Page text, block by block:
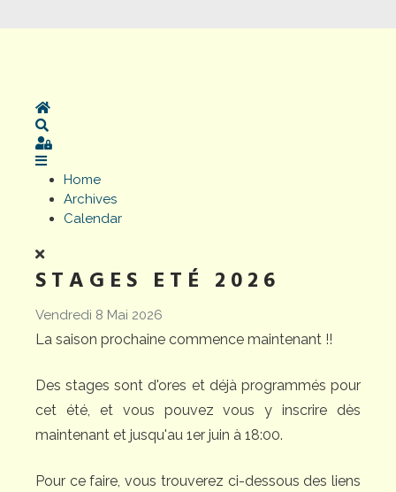
Home
Sign In
Home
Archives
Calendar
STAGES ETÉ 2026
Vendredi 8 Mai 2026
La saison prochaine commence maintenant !!
Des stages sont d'ores et déjà programmés pour
cet été, et vous pouvez vous y inscrire dès
maintenant et jusqu'au 1er juin à 18:00.
Pour ce faire, vous trouverez ci-dessous des liens